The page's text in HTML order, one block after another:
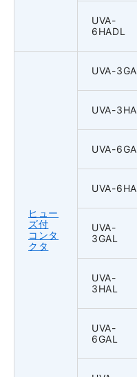
UVA-
6HADL
ヒュー
ズ付
コンタ
クタ
UVA-3GA
UVA-3HA
UVA-6GA
UVA-6HA
UVA-
3GAL
UVA-
3HAL
UVA-
6GAL